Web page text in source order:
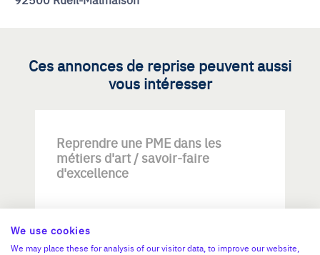
Ces annonces de reprise peuvent aussi
vous intéresser
Reprendre une PME dans les
métiers d'art / savoir-faire
d'excellence
We use cookies
We may place these for analysis of our visitor data, to improve our website,